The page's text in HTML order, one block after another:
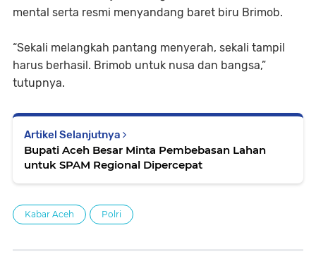
mental serta resmi menyandang baret biru Brimob.
“Sekali melangkah pantang menyerah, sekali tampil
harus berhasil. Brimob untuk nusa dan bangsa,”
tutupnya.
Artikel Selanjutnya
Bupati Aceh Besar Minta Pembebasan Lahan
untuk SPAM Regional Dipercepat
Kabar Aceh Polri